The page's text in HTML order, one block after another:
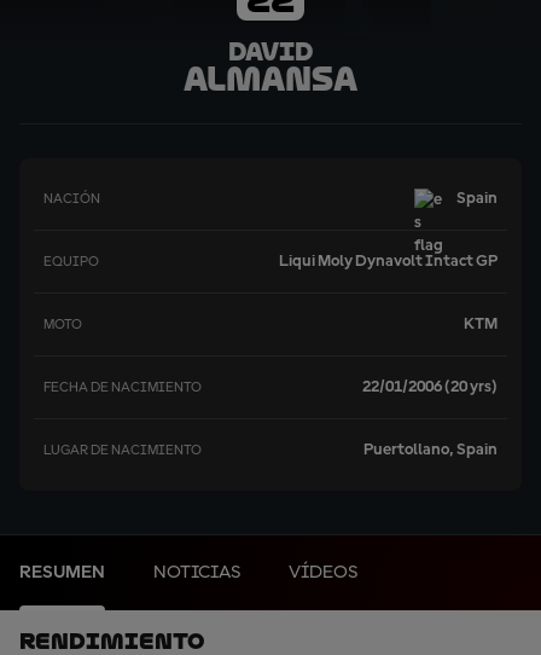
David
Almansa
NACIÓN Spain
EQUIPO Liqui Moly Dynavolt Intact GP
MOTO KTM
FECHA DE NACIMIENTO 22/01/2006 (20 yrs)
LUGAR DE NACIMIENTO Puertollano, Spain
RESUMEN NOTICIAS VÍDEOS
Rendimiento